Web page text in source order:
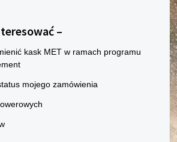
–
kask MET w ramach programu
mojego zamówienia